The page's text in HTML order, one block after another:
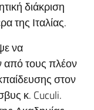
διάκριση
της Ιταλίας.
να
από τους πλέον
στον
κ. Cuculi.